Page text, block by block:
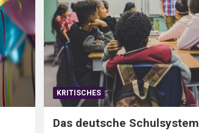
KRITISCHES
Das deutsche Schulsystem